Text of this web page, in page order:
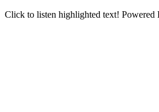
Click to listen highlighted text! Powered